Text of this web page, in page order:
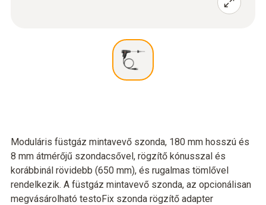
Moduláris füstgáz mintavevő szonda, 180 mm hosszú és
8 mm átmérőjű szondacsővel, rögzítő kónusszal és
korábbinál rövidebb (650 mm), és rugalmas tömlővel
rendelkezik. A füstgáz mintavevő szonda, az opcionálisan
megvásárolható testoFix szonda rögzítő adapter